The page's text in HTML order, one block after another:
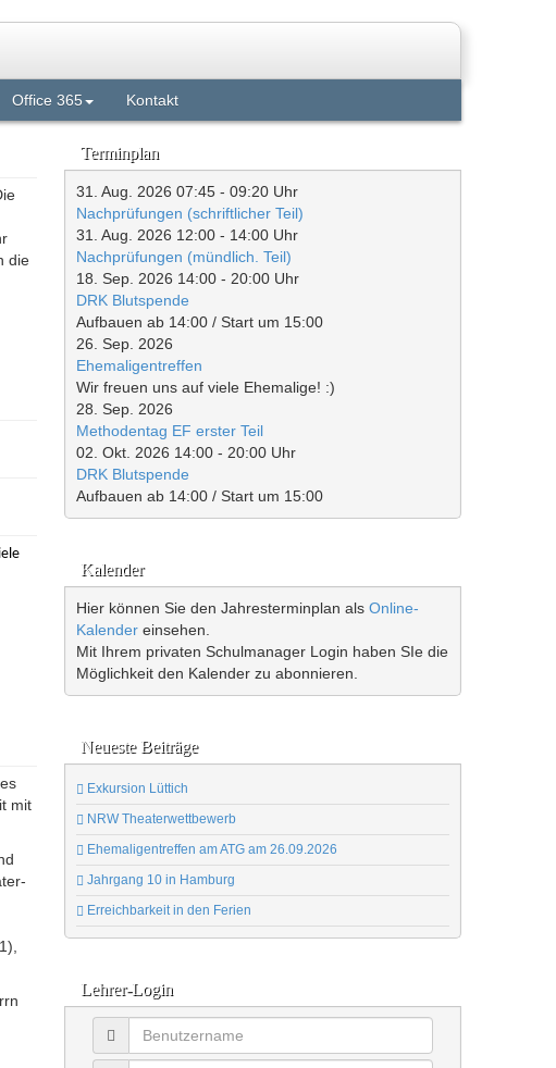
Office 365 Kontakt
die
mit
Terminplan
31. Aug. 2026 07:45 - 09:20 Uhr
Nachprüfungen (schriftlicher Teil)
31. Aug. 2026 12:00 - 14:00 Uhr
Nachprüfungen (mündlich. Teil)
18. Sep. 2026 14:00 - 20:00 Uhr
DRK Blutspende
Aufbauen ab 14:00 / Start um 15:00
26. Sep. 2026
Ehemaligentreffen
Wir freuen uns auf viele Ehemalige! :)
28. Sep. 2026
Methodentag EF erster Teil
02. Okt. 2026 14:00 - 20:00 Uhr
DRK Blutspende
Aufbauen ab 14:00 / Start um 15:00
Kalender
Hier können Sie den Jahresterminplan als Online-
Kalender einsehen.
Mit Ihrem privaten Schulmanager Login haben SIe die
Möglichkeit den Kalender zu abonnieren.
Neueste Beiträge
Exkursion Lüttich
NRW Theaterwettbewerb
Ehemaligentreffen am ATG am 26.09.2026
Jahrgang 10 in Hamburg
Erreichbarkeit in den Ferien
Lehrer-Login